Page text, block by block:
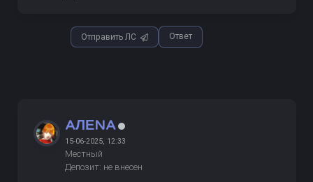
Отправить ЛС Ответ
AЛЕNA
15-06-2025, 12:33
Местный
Депозит: не внесен